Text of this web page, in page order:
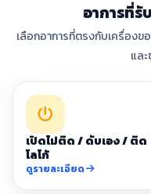
อาการที่รั
เลือกอาการที่ตรงกับเครื่อง
แล
เปิดไม่ติด / ดับเอง / ติด
โลโก้
ดูรายละเอียด